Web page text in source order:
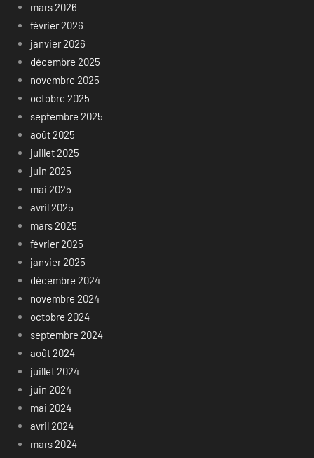
mars 2026
février 2026
janvier 2026
décembre 2025
novembre 2025
octobre 2025
septembre 2025
août 2025
juillet 2025
juin 2025
mai 2025
avril 2025
mars 2025
février 2025
janvier 2025
décembre 2024
novembre 2024
octobre 2024
septembre 2024
août 2024
juillet 2024
juin 2024
mai 2024
avril 2024
mars 2024